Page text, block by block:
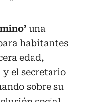
una
habitantes
edad,
y el secretario
sobre su